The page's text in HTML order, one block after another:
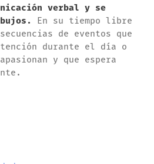
verbal y se
En su tiempo libre
de eventos que
durante el día o
y que espera